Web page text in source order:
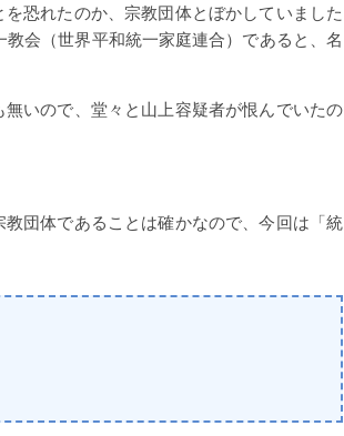
恐れたのか、宗教団体とぼかしていました
会（世界平和統一家庭連合）であると、名
いので、堂々と山上容疑者が恨んでいたの
団体であることは確かなので、今回は「統